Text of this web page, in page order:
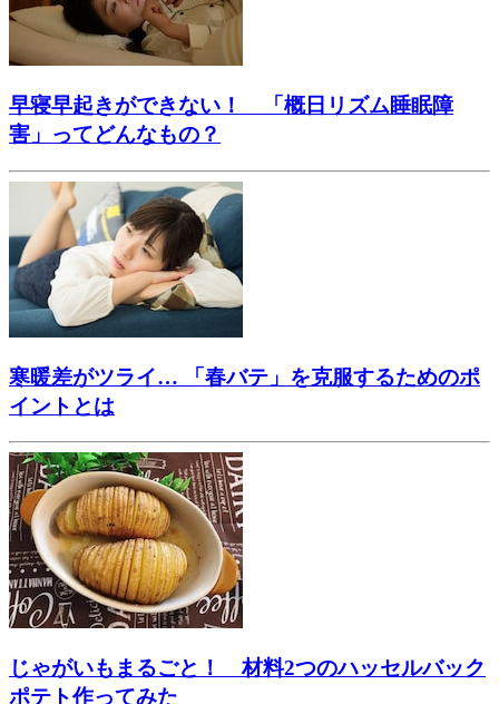
早寝早起きができない！ 「概日リズム睡眠障
害」ってどんなもの？
寒暖差がツライ… 「春バテ」を克服するためのポ
イントとは
じゃがいもまるごと！ 材料2つのハッセルバック
ポテト作ってみた